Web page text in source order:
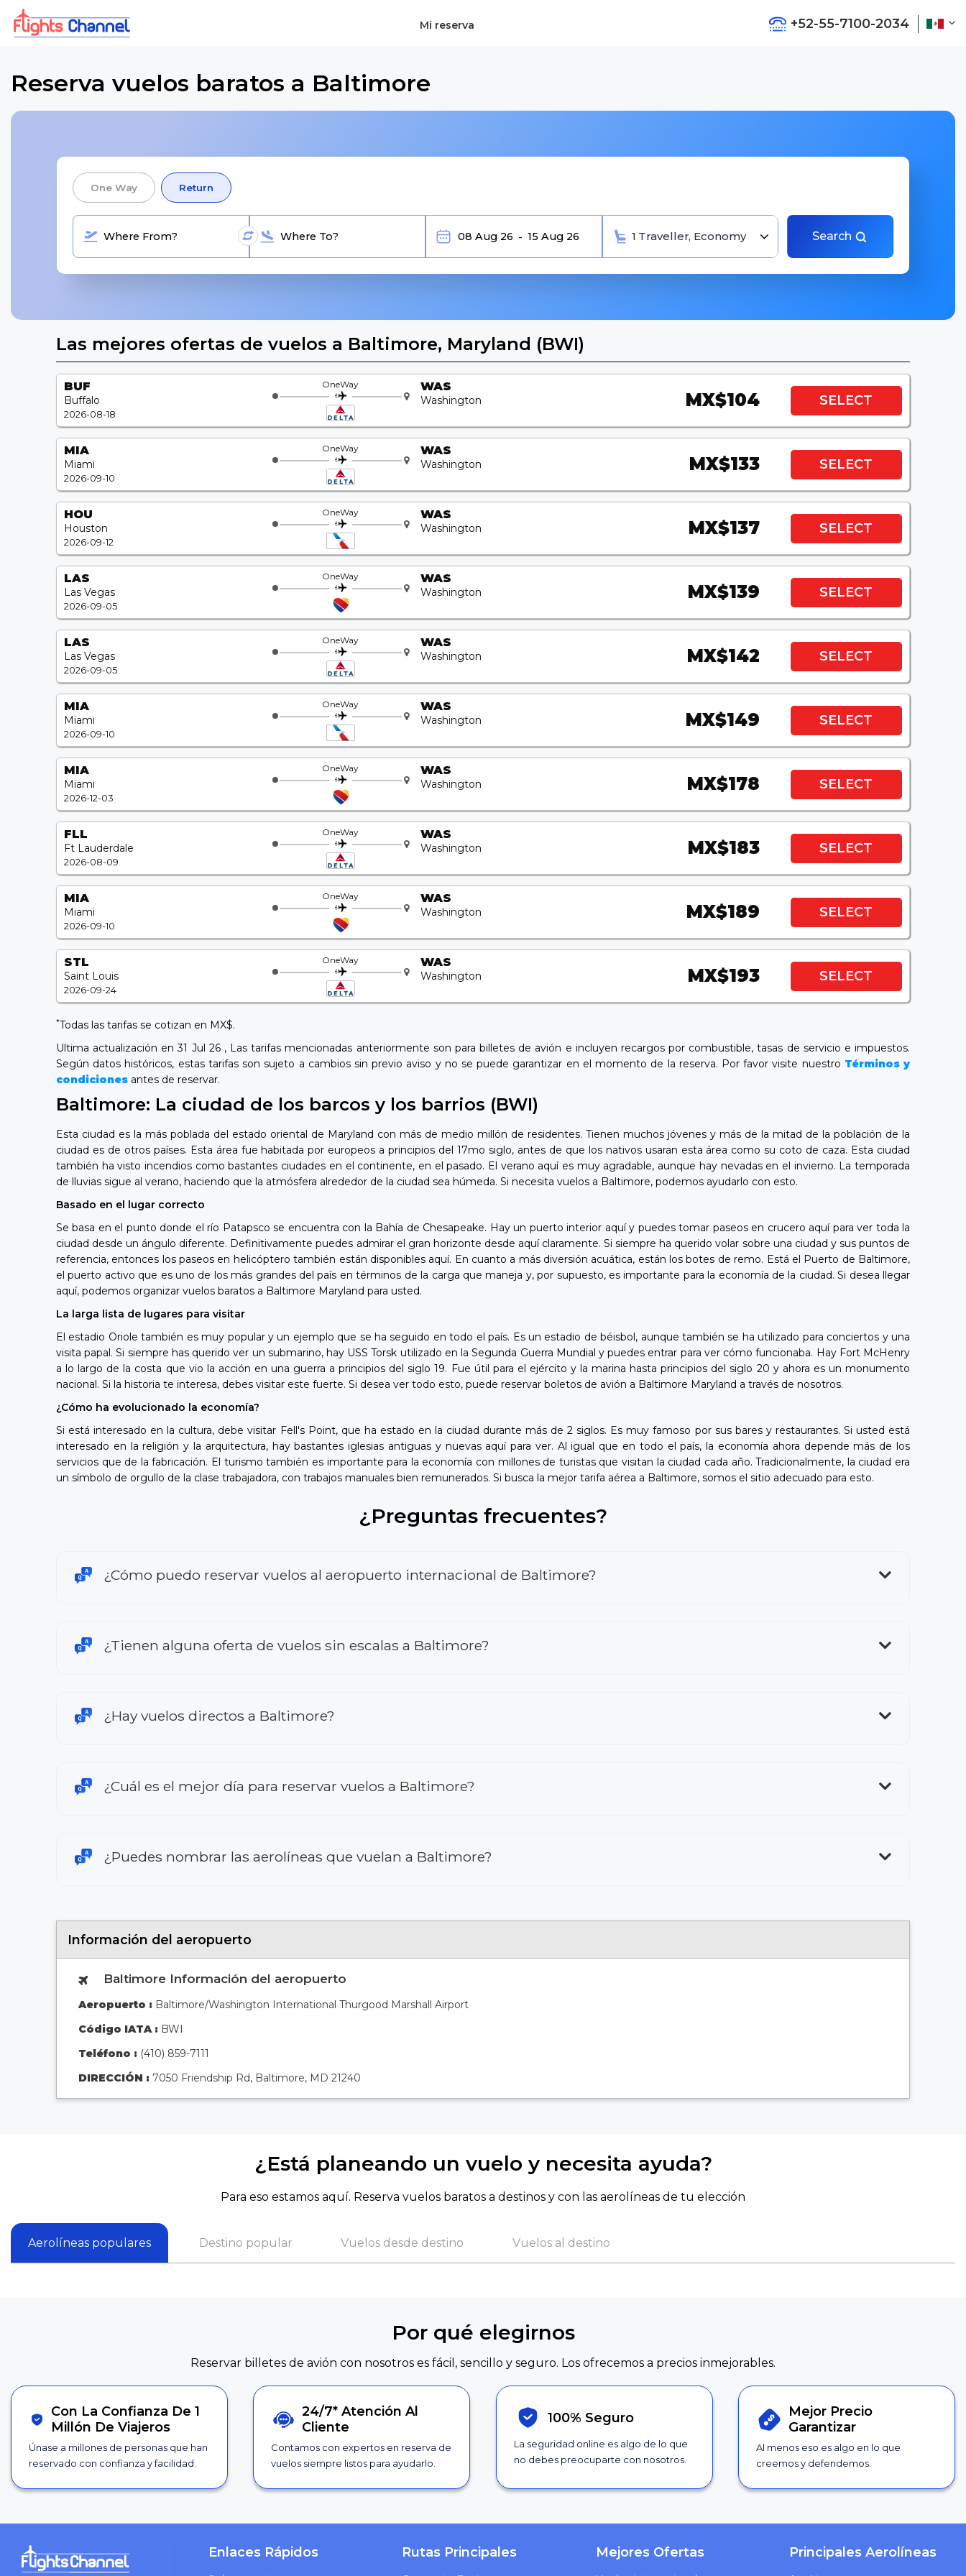
Mi reserva +52-55-7100-2034
Reserva vuelos baratos a Baltimore
One Way Return
1 Traveller, Economy Search
Las mejores ofertas de vuelos a Baltimore, Maryland (BWI)
BUF
Buffalo
2026-08-18
OneWay WAS
Washington MX$104 SELECT
MIA
Miami
2026-09-10
OneWay WAS
Washington MX$133 SELECT
HOU
Houston
2026-09-12
OneWay WAS
Washington MX$137 SELECT
LAS
Las Vegas
2026-09-05
OneWay WAS
Washington MX$139 SELECT
LAS
Las Vegas
2026-09-05
OneWay WAS
Washington MX$142 SELECT
MIA
Miami
2026-09-10
OneWay WAS
Washington MX$149 SELECT
MIA
Miami
2026-12-03
OneWay WAS
Washington MX$178 SELECT
FLL
Ft Lauderdale
2026-08-09
OneWay WAS
Washington MX$183 SELECT
MIA
Miami
2026-09-10
OneWay WAS
Washington MX$189 SELECT
STL
Saint Louis
2026-09-24
OneWay WAS
Washington MX$193 SELECT
*Todas las tarifas se cotizan en MX$.
Ultima actualización en 31 Jul 26 , Las tarifas mencionadas anteriormente son para billetes de avión e incluyen recargos por combustible, tasas de servicio e impuestos.
Según datos históricos, estas tarifas son sujeto a cambios sin previo aviso y no se puede garantizar en el momento de la reserva. Por favor visite nuestro Términos y
condiciones antes de reservar.
Baltimore: La ciudad de los barcos y los barrios (BWI)
Esta ciudad es la más poblada del estado oriental de Maryland con más de medio millón de residentes. Tienen muchos jóvenes y más de la mitad de la población de la
ciudad es de otros países. Esta área fue habitada por europeos a principios del 17mo siglo, antes de que los nativos usaran esta área como su coto de caza. Esta ciudad
también ha visto incendios como bastantes ciudades en el continente, en el pasado. El verano aquí es muy agradable, aunque hay nevadas en el invierno. La temporada
de lluvias sigue al verano, haciendo que la atmósfera alrededor de la ciudad sea húmeda. Si necesita vuelos a Baltimore, podemos ayudarlo con esto.
Basado en el lugar correcto
Se basa en el punto donde el río Patapsco se encuentra con la Bahía de Chesapeake. Hay un puerto interior aquí y puedes tomar paseos en crucero aquí para ver toda la
ciudad desde un ángulo diferente. Definitivamente puedes admirar el gran horizonte desde aquí claramente. Si siempre ha querido volar sobre una ciudad y sus puntos de
referencia, entonces los paseos en helicóptero también están disponibles aquí. En cuanto a más diversión acuática, están los botes de remo. Está el Puerto de Baltimore,
el puerto activo que es uno de los más grandes del país en términos de la carga que maneja y, por supuesto, es importante para la economía de la ciudad. Si desea llegar
aquí, podemos organizar vuelos baratos a Baltimore Maryland para usted.
La larga lista de lugares para visitar
El estadio Oriole también es muy popular y un ejemplo que se ha seguido en todo el país. Es un estadio de béisbol, aunque también se ha utilizado para conciertos y una
visita papal. Si siempre has querido ver un submarino, hay USS Torsk utilizado en la Segunda Guerra Mundial y puedes entrar para ver cómo funcionaba. Hay Fort McHenry
a lo largo de la costa que vio la acción en una guerra a principios del siglo 19. Fue útil para el ejército y la marina hasta principios del siglo 20 y ahora es un monumento
nacional. Si la historia te interesa, debes visitar este fuerte. Si desea ver todo esto, puede reservar boletos de avión a Baltimore Maryland a través de nosotros.
¿Cómo ha evolucionado la economía?
Si está interesado en la cultura, debe visitar Fell's Point, que ha estado en la ciudad durante más de 2 siglos. Es muy famoso por sus bares y restaurantes. Si usted está
interesado en la religión y la arquitectura, hay bastantes iglesias antiguas y nuevas aquí para ver. Al igual que en todo el país, la economía ahora depende más de los
servicios que de la fabricación. El turismo también es importante para la economía con millones de turistas que visitan la ciudad cada año. Tradicionalmente, la ciudad era
un símbolo de orgullo de la clase trabajadora, con trabajos manuales bien remunerados. Si busca la mejor tarifa aérea a Baltimore, somos el sitio adecuado para esto.
¿Preguntas frecuentes?
¿Cómo puedo reservar vuelos al aeropuerto internacional de Baltimore?
¿Tienen alguna oferta de vuelos sin escalas a Baltimore?
¿Hay vuelos directos a Baltimore?
¿Cuál es el mejor día para reservar vuelos a Baltimore?
¿Puedes nombrar las aerolíneas que vuelan a Baltimore?
Información del aeropuerto
Baltimore Información del aeropuerto
Aeropuerto : Baltimore/Washington International Thurgood Marshall Airport
Código IATA : BWI
Teléfono : (410) 859-7111
DIRECCIÓN : 7050 Friendship Rd, Baltimore, MD 21240
¿Está planeando un vuelo y necesita ayuda?
Para eso estamos aquí. Reserva vuelos baratos a destinos y con las aerolíneas de tu elección
Aerolíneas populares Destino popular Vuelos desde destino Vuelos al destino
Por qué elegirnos
Reservar billetes de avión con nosotros es fácil, sencillo y seguro. Los ofrecemos a precios inmejorables.
Con La Confianza De 1
Millón De Viajeros
Únase a millones de personas que han
reservado con confianza y facilidad.
24/7*Atención Al
Cliente
Contamos con expertos en reserva de
vuelos siempre listos para ayudarlo.
100% Seguro
La seguridad online es algo de lo que
no debes preocuparte con nosotros.
Mejor Precio
Garantizar
Al menos eso es algo en lo que
creemos y defendemos.
Enlaces Rápidos Rutas Principales Mejores Ofertas Principales Aerolíneas